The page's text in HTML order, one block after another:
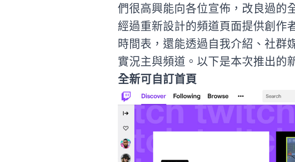
們很高興能向各位宣佈，改良過的
經過重新設計的頻道頁面提供創作
時間表，還能透過自我介紹、社群
實況主與頻道。以下是本次推出的
全新可自訂首頁